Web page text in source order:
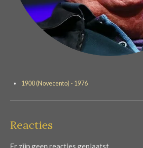
1900 (Novecento) - 1976
Reacties
Er zijn geen reacties geplaatst.